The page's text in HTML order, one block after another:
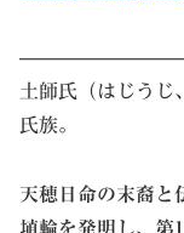
土師氏（はじうじ
氏族。
天穂日命の末裔と
埴輪を発明し、第